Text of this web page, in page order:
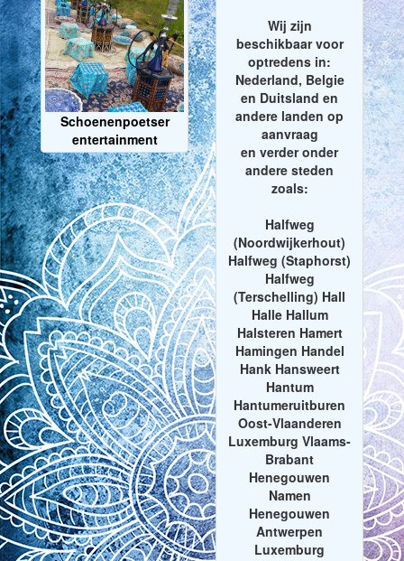
Schoenenpoetser
entertainment
Wij zijn
beschikbaar voor
optredens in:
Nederland, Belgie
en Duitsland en
andere landen op
aanvraag
en verder onder
andere steden
zoals:
Halfweg
(Noordwijkerhout)
Halfweg (Staphorst)
Halfweg
(Terschelling) Hall
Halle Hallum
Halsteren Hamert
Hamingen Handel
Hank Hansweert
Hantum
Hantumeruitburen
Oost-Vlaanderen
Luxemburg Vlaams-
Brabant
Henegouwen
Namen
Henegouwen
Antwerpen
Luxemburg